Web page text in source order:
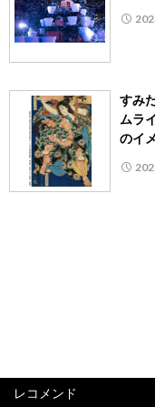
すみ
ムラ
のイ
レコメンド